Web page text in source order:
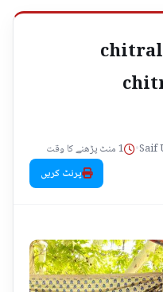
Saif
•
1 منٹ پڑھنے کا وقت
پرنٹ کریں